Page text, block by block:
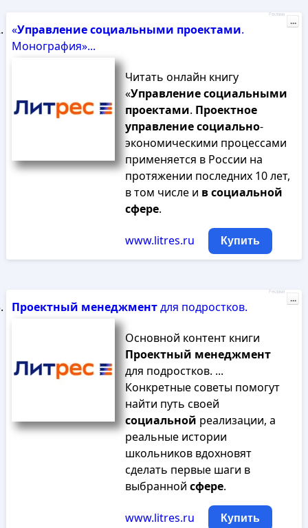
«Управлениесоциальными проектами.
Монография»...
Читать онлайн книгу
«Управлениесоциальными
проектами. Проектное
управлениесоциально-
экономическими процессами
применяется в России на
протяжении последних 10 лет,
в том числе и всоциальной
сфере.
www.litres.ru Купить
Реклама
...
Проектный менеджментдля подростков.
Основной контент книги
Проектный менеджмент
для подростков. ...
Конкретные советы помогут
найти путь своей
социальной реализации, а
реальные истории
школьников вдохновят
сделать первые шаги в
выбранной сфере.
www.litres.ru Купить
Реклама
...